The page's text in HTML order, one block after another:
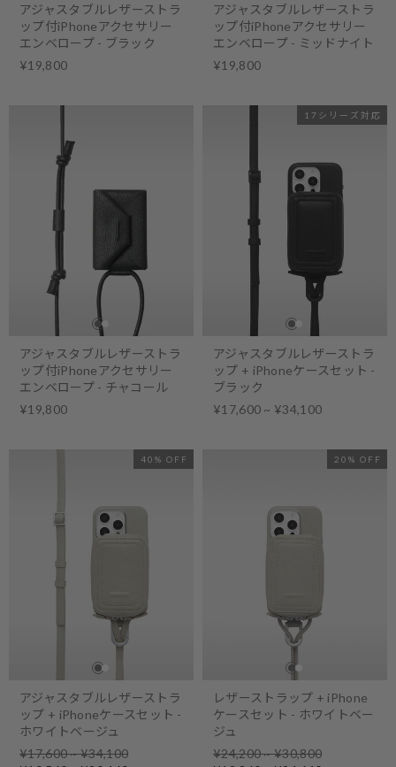
アジャスタブルレザーストラ
ップ付iPhoneアクセサリー
エンベロープ - ブラック
¥19,800
アジャスタブルレザーストラ
ップ付iPhoneアクセサリー
エンベロープ - ミッドナイト
¥19,800
アジャスタブルレザーストラ
ップ付iPhoneアクセサリー
エンベロープ - チャコール
¥19,800
17シリーズ対応
アジャスタブルレザーストラ
ップ + iPhoneケースセット -
ブラック
¥17,600 ~ ¥34,100
40% OFF
アジャスタブルレザーストラ
ップ + iPhoneケースセット -
ホワイトベージュ
Regular
¥17,600 ~ ¥34,100
20% OFF
レザーストラップ + iPhone
ケースセット - ホワイトベー
ジュ
Regular
¥24,200 ~ ¥30,800